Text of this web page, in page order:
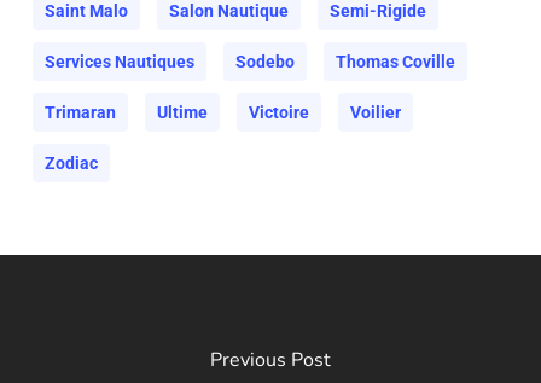
Saint Malo Salon Nautique Semi-Rigide
Services Nautiques Sodebo Thomas Coville
Trimaran Ultime Victoire Voilier
Zodiac
Previous Post